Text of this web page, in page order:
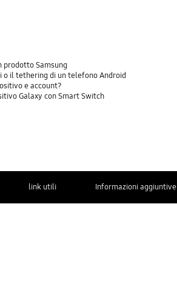
prodotto Samsung
o il tethering di un telefono Android
e account?
Galaxy con Smart Switch
link utili Informazioni aggiuntive